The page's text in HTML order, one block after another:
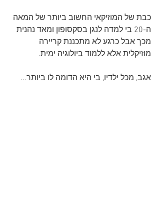
כבת של המוזיקאי החשוב ביותר של המאה
ה-20 בי למדה לנגן בסקסופון ומאד נהנית
מכך אבל כרגע לא מתכננת קריירה
מוזיקלית אלא ללמוד ביולוגיה ימית.
אגב, מכל ילדיו, בי היא הדומה לו ביותר...